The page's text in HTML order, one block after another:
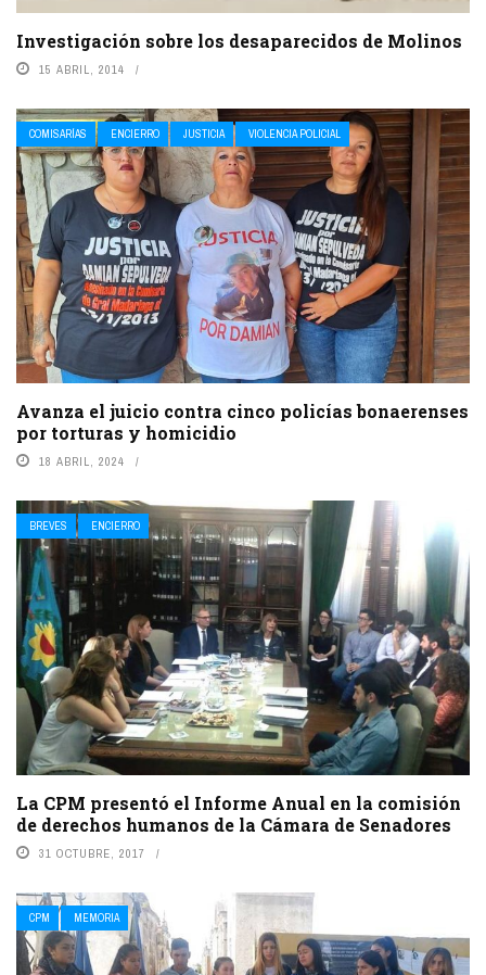
Investigación sobre los desaparecidos de Molinos
15 ABRIL, 2014
COMISARÍAS ENCIERRO JUSTICIA VIOLENCIA POLICIAL
Avanza el juicio contra cinco policías bonaerenses
por torturas y homicidio
18 ABRIL, 2024
BREVES ENCIERRO
La CPM presentó el Informe Anual en la comisión
de derechos humanos de la Cámara de Senadores
31 OCTUBRE, 2017
CPM MEMORIA